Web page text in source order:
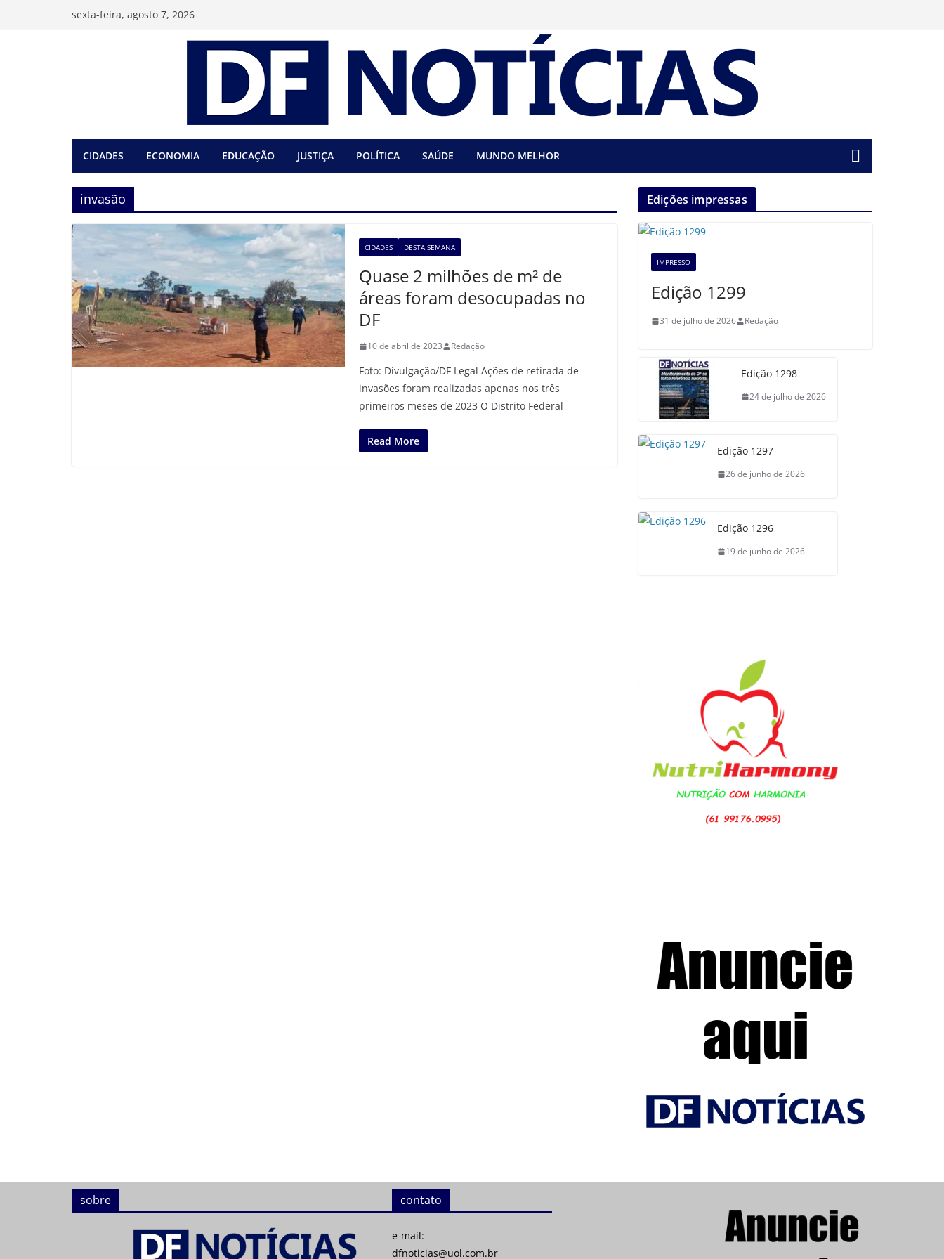
sexta-feira, agosto 7, 2026
CIDADES ECONOMIA EDUCAÇÃO JUSTIÇA POLÍTICA SAÚDE MUNDO MELHOR
invasão
CIDADES DESTA SEMANA
Quase 2 milhões de m² de
áreas foram desocupadas no
DF
10 de abril de 2023 Redação
Foto: Divulgação/DF Legal Ações de retirada de
invasões foram realizadas apenas nos três
primeiros meses de 2023 O Distrito Federal
Read More
Edições impressas
IMPRESSO
Edição 1299
31 de julho de 2026 Redação
Edição 1298
24 de julho de 2026
Edição 1297
26 de junho de 2026
Edição 1296
19 de junho de 2026
sobre contato
e-mail:
dfnoticias@uol.com.br